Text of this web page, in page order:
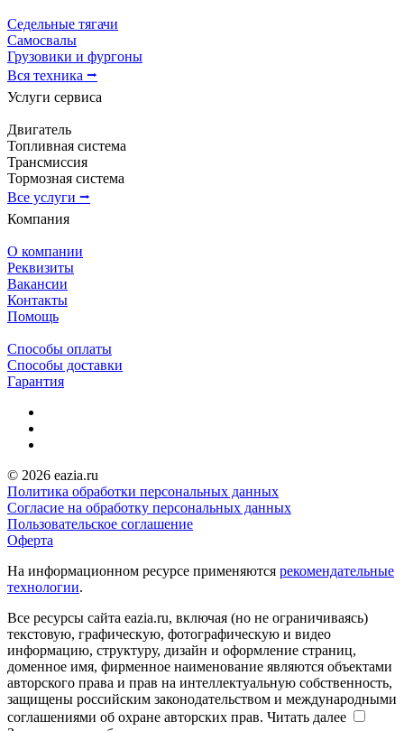
Седельные тягачи
Самосвалы
Грузовики и фургоны
Вся техника ⭢
Услуги сервиса
Двигатель
Топливная система
Трансмиссия
Тормозная система
Все услуги ⭢
Компания
О компании
Реквизиты
Вакансии
Контакты
Помощь
Способы оплаты
Способы доставки
Гарантия
© 2026 eazia.ru
Политика обработки персональных данных
Согласие на обработку персональных данных
Пользовательское соглашение
Оферта
На информационном ресурсе применяются рекомендательные
технологии.
Все ресурсы сайта eazia.ru, включая (но не ограничиваясь)
текстовую, графическую, фотографическую и видео
информацию, структуру, дизайн и оформление страниц,
доменное имя, фирменное наименование являются объектами
авторского права и прав на интеллектуальную собственность,
защищены российским законодательством и международными
соглашениями об охране авторских прав. Читать далее